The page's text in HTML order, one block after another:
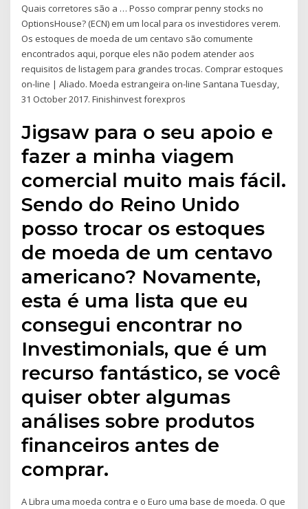
Quais corretores são a … Posso comprar penny stocks no
OptionsHouse? (ECN) em um local para os investidores verem.
Os estoques de moeda de um centavo são comumente
encontrados aqui, porque eles não podem atender aos
requisitos de listagem para grandes trocas. Comprar estoques
on-line | Aliado. Moeda estrangeira on-line Santana Tuesday,
31 October 2017. Finishinvest forexpros
Jigsaw para o seu apoio e
fazer a minha viagem
comercial muito mais fácil.
Sendo do Reino Unido
posso trocar os estoques
de moeda de um centavo
americano? Novamente,
esta é uma lista que eu
consegui encontrar no
Investimonials, que é um
recurso fantástico, se você
quiser obter algumas
análises sobre produtos
financeiros antes de
comprar.
A Libra uma moeda contra e o Euro uma base de moeda. O que